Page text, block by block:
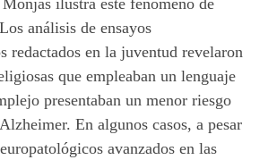
análisis de ensayos
redactados en la juventud revelaron
que empleaban un lenguaje
presentaban un menor riesgo
En algunos casos, a pesar
avanzados en las